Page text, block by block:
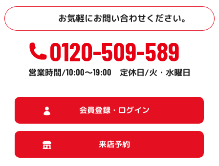
お気軽にお問い合わせください。
0120-509-589
営業時間/10:00～19:00 定休日/火・水曜日
会員登録・ログイン
来店予約